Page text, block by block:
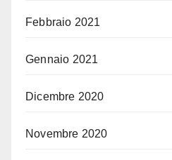
Febbraio 2021
Gennaio 2021
Dicembre 2020
Novembre 2020